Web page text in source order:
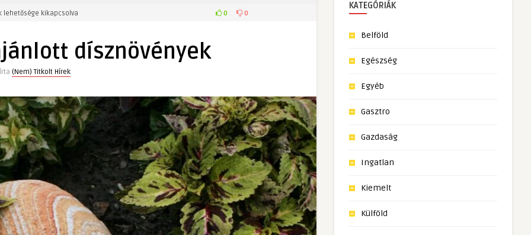
lehetősége kikapcsolva 0 0
dísznövények
Írta (Nem) Titkolt Hírek
KATEGÓRIÁK
Belföld
Egészség
Egyéb
Gasztro
Gazdaság
Ingatlan
Kiemelt
Külföld